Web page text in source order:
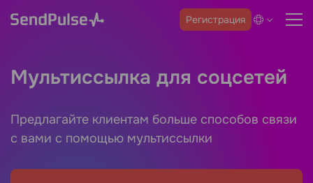
Регистрация
Мультиссылка для соцсетей
Предлагайте клиентам больше способов связи
с вами с помощью мультиссылки